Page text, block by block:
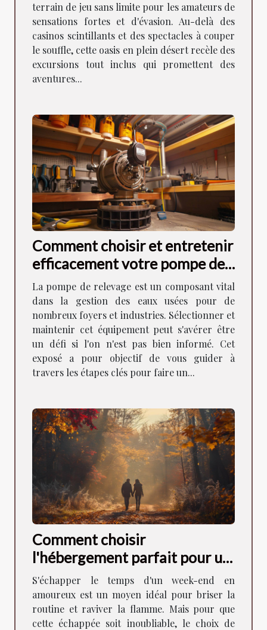
terrain de jeu sans limite pour les amateurs de
sensations fortes et d'évasion. Au-delà des
casinos scintillants et des spectacles à couper
le souffle, cette oasis en plein désert recèle des
excursions tout inclus qui promettent des
aventures...
Comment choisir et entretenir
efficacement votre pompe de
relevage
La pompe de relevage est un composant vital
dans la gestion des eaux usées pour de
nombreux foyers et industries. Sélectionner et
maintenir cet équipement peut s'avérer être
un défi si l'on n'est pas bien informé. Cet
exposé a pour objectif de vous guider à
travers les étapes clés pour faire un...
Comment choisir
l'hébergement parfait pour un
week-end romantique
S'échapper le temps d'un week-end en
amoureux est un moyen idéal pour briser la
routine et raviver la flamme. Mais pour que
cette échappée soit inoubliable, le choix de